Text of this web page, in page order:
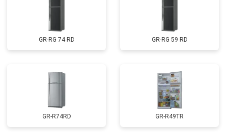
GR-RG 74 RD GR-RG 59 RD
GR-R74RD GR-R49TR